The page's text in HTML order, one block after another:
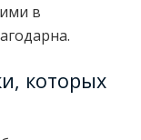
в
которых